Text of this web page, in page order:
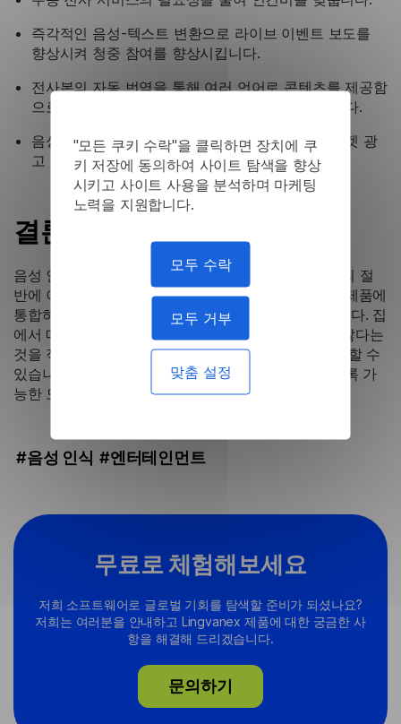
"모든 쿠키 수락"을 클릭하면 장치에 쿠
키 저장에 동의하여 사이트 탐색을 향상
시키고 사이트 사용을 분석하며 마케팅
노력을 지원합니다.
모두 수락
모두 거부
맞춤 설정
즉각적인 음성-텍스트 변환으로 라이브 이벤트 보도를
향상시켜 청중 참여를 향상시킵니다.
전사본의 자동 번역을 통해 여러 언어로 콘텐츠를 제공함
으로써 전 세계 청중에게 다가가는 데 도움이 됩니다.
음성 콘텐츠의 키워드 및 동향을 쉽게 분석하여 타겟 광
고 전략을 강화합니다.
결론
음성 인식의 최첨단 기능에 관심이 있다면 이미 성공의 절
반에 이르렀습니다. 가장 앞선 기업들은 음성 인식을 제품에
통합하여 최신 상태를 유지하기 위해 노력하고 있습니다. 집
에서 매일 사용하면 많은 노력이나 비용이 필요하지 않다는
것을 직접 알 수 있습니다. 어린이도,노인도 쉽게 이용할 수
있습니다. 우리 팀은
링바넥스 당신이 만족할 수 있도록 가
능한 모든 것을 할 것입니다.
#음성 인식 #엔터테인먼트
무료로 체험해보세요
저희 소프트웨어로 글로벌 기회를 탐색할 준비가 되셨나요?
저희는 여러분을 안내하고 Lingvanex 제품에 대한 궁금한 사
항을 해결해 드리겠습니다.
문의하기